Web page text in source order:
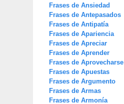
Frases de Ansiedad
Frases de Antepasados
Frases de Antipatía
Frases de Apariencia
Frases de Apreciar
Frases de Aprender
Frases de Aprovecharse
Frases de Apuestas
Frases de Argumento
Frases de Armas
Frases de Armonía